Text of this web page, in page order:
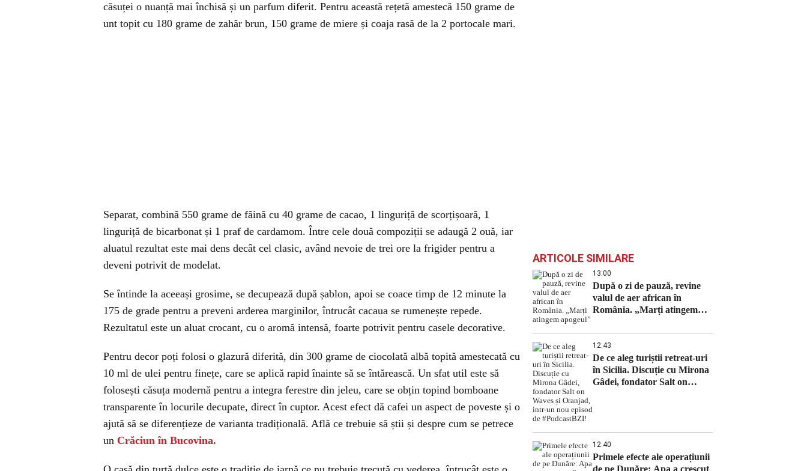
căsuței o nuanță mai închisă și un parfum diferit. Pentru această rețetă amestecă 150 grame de
unt topit cu 180 grame de zahăr brun, 150 grame de miere și coaja rasă de la 2 portocale mari.
Separat, combină 550 grame de făină cu 40 grame de cacao, 1 linguriță de scorțișoară, 1
linguriță de bicarbonat și 1 praf de cardamom. Între cele două compoziții se adaugă 2 ouă, iar
aluatul rezultat este mai dens decât cel clasic, având nevoie de trei ore la frigider pentru a
deveni potrivit de modelat.
Se întinde la aceeași grosime, se decupează după șablon, apoi se coace timp de 12 minute la
175 de grade pentru a preveni arderea marginilor, întrucât cacaua se rumenește repede.
Rezultatul este un aluat crocant, cu o aromă intensă, foarte potrivit pentru casele decorative.
Pentru decor poți folosi o glazură diferită, din 300 grame de ciocolată albă topită amestecată cu
10 ml de ulei pentru finețe, care se aplică rapid înainte să se întărească. Un sfat util este să
folosești căsuța modernă pentru a integra ferestre din jeleu, care se obțin topind bomboane
transparente în locurile decupate, direct în cuptor. Acest efect dă cafei un aspect de poveste și o
ajută să se diferențieze de varianta tradițională. Află ce trebuie să știi și despre cum se petrece
un Crăciun în Bucovina.
ARTICOLE SIMILARE
13:00
După o zi de pauză, revine
valul de aer african în
România. „Marți atingem
12:43
De ce aleg turiștii retreat-uri
în Sicilia. Discuție cu Mirona
Gâdei, fondator Salt on
12:40
Primele efecte ale operațiunii
de pe Dunăre: Apa a crescut